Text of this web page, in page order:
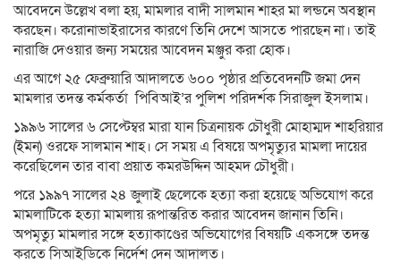
আবেদনে উল্লেখ বলা হয়, মামলার বাদী সালমান শাহর মা লন্ডনে অবস্থান
করছেন। করোনাভাইরাসের কারণে তিনি দেশে আসতে পারছেন না। তাই
নারাজি দেওয়ার জন্য সময়ের আবেদন মঞ্জুর করা হোক।
এর আগে ২৫ ফেব্রুয়ারি আদালতে ৬০০ পৃষ্ঠার প্রতিবেদনটি জমা দেন
মামলার তদন্ত কর্মকর্তা পিবিআই’র পুলিশ পরিদর্শক সিরাজুল ইসলাম।
১৯৯৬ সালের ৬ সেপ্টেম্বর মারা যান চিত্রনায়ক চৌধুরী মোহাম্মদ শাহরিয়ার
(ইমন) ওরফে সালমান শাহ। সে সময় এ বিষয়ে অপমৃত্যুর মামলা দায়ের
করেছিলেন তার বাবা প্রয়াত কমরউদ্দিন আহমদ চৌধুরী।
পরে ১৯৯৭ সালের ২৪ জুলাই ছেলেকে হত্যা করা হয়েছে অভিযোগ করে
মামলাটিকে হত্যা মামলায় রূপান্তরিত করার আবেদন জানান তিনি।
অপমৃত্যু মামলার সঙ্গে হত্যাকাণ্ডের অভিযোগের বিষয়টি একসঙ্গে তদন্ত
করতে সিআইডিকে নির্দেশ দেন আদালত।